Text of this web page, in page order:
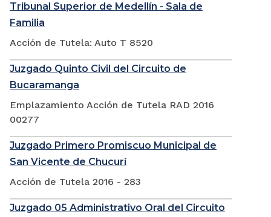
Tribunal Superior de Medellín - Sala de
Familia
Acción de Tutela: Auto T 8520
Juzgado Quinto Civil del Circuito de
Bucaramanga
Emplazamiento Acción de Tutela RAD 2016
00277
Juzgado Primero Promiscuo Municipal de
San Vicente de Chucurí
Acción de Tutela 2016 - 283
Juzgado 05 Administrativo Oral del Circuito